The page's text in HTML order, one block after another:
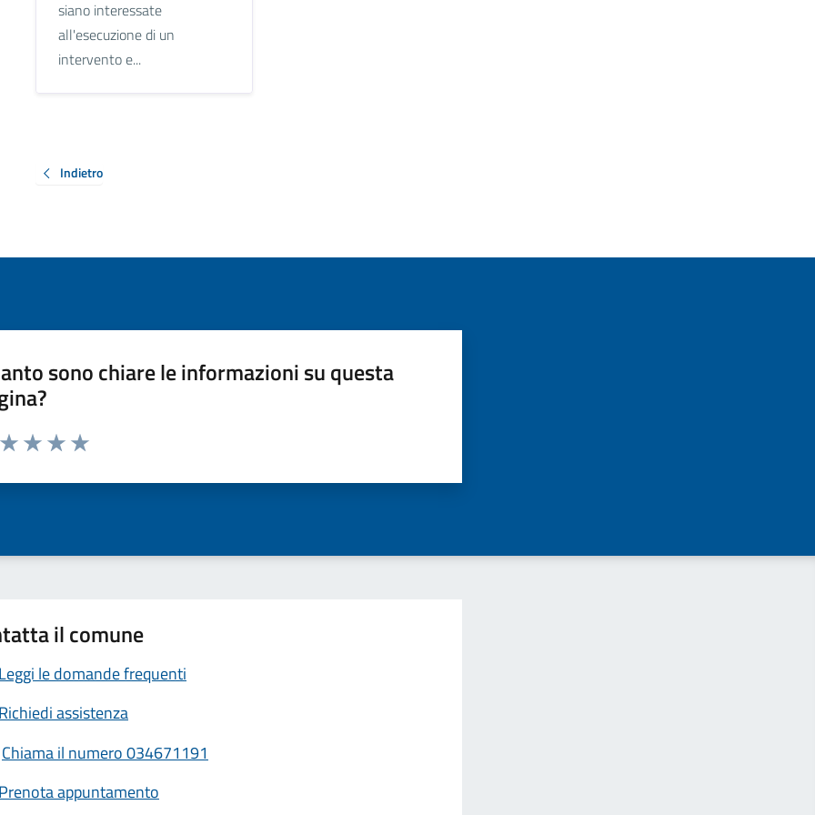
siano interessate
all'esecuzione di un
intervento e...
Indietro
sono chiare le informazioni su questa
da 1 a 5 stelle la pagina
il comune
Leggi le domande frequenti
Richiedi assistenza
Chiama il numero 034671191
Prenota appuntamento